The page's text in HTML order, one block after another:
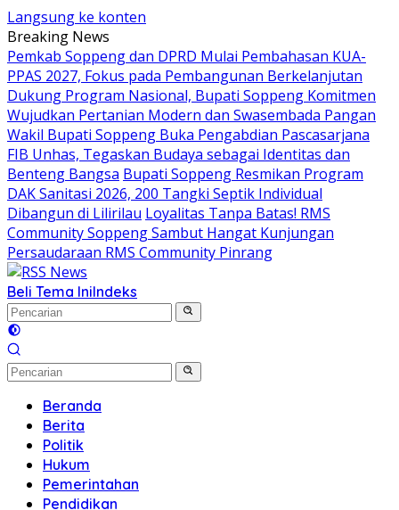
Langsung ke konten
Breaking News
Pemkab Soppeng dan DPRD Mulai Pembahasan KUA-
PPAS 2027, Fokus pada Pembangunan Berkelanjutan
Dukung Program Nasional, Bupati Soppeng Komitmen
Wujudkan Pertanian Modern dan Swasembada Pangan
Wakil Bupati Soppeng Buka Pengabdian Pascasarjana
FIB Unhas, Tegaskan Budaya sebagai Identitas dan
Benteng Bangsa Bupati Soppeng Resmikan Program
DAK Sanitasi 2026, 200 Tangki Septik Individual
Dibangun di Lilirilau Loyalitas Tanpa Batas! RMS
Community Soppeng Sambut Hangat Kunjungan
Persaudaraan RMS Community Pinrang
Beli Tema IniIndeks
Beranda
Berita
Politik
Hukum
Pemerintahan
Pendidikan